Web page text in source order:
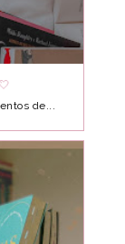
de...